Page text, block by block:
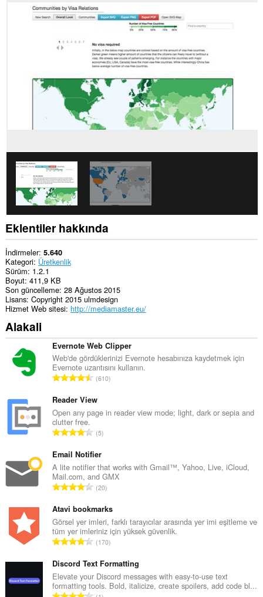
verilerinize
erişebilir.
etkinliklerinize
Eklentiler hakkında
İndirmeler 5.640
Kategori Üretkenlik
Sürüm 1.2.1
Boyut 411,9 KB
Son güncelleme 28 Ağustos 2015
Lisans Copyright 2015 ulmdesign
Hizmet Web sitesi http://mediamaster.eu/
Alakali
Evernote Web Clipper
Web'de gördüklerinizi Evernote hesabınıza kaydetmek için
Evernote uzantısını kullanın.
T
p
l
m
y
s
a
y
ı
s
ı
:
610
Reader View
Open any page in reader view mode; light, dark or sepia and
clutter free.
T
p
l
a
m
y
s
a
y
ı
s
ı
5
Email Notifier
A lite notifier that works with Gmail™, Yahoo, Live, iCloud,
Mail.com, and GMX
T
p
l
a
m
y
s
a
20
Atavi bookmarks
Görsel yer imleri, farklı tarayıcılar arasında yer imi eşitleme ve
tüm yer imleriniz için yüksek güvenlik.
T
p
l
a
170
Discord Text Formatting
Elevate your Discord messages with easy-to-use text
formatting tools. Bold, italicize, create spoilers, add code bl...